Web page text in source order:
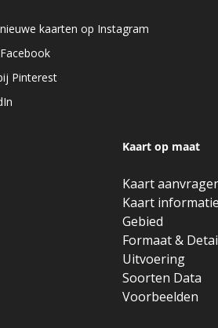
kaarten op Instagram
Pinterest
Kaart op maat
Kaart
Kaart informatie
Gebied
Formaat &
Uitvoering
Soorten Data
Voorbeelden